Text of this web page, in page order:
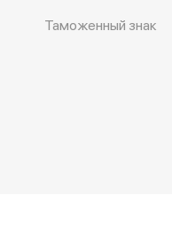
Таможенный знак